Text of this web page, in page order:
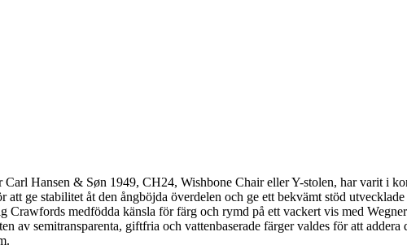
Hansen & Søn 1949, CH24, Wishbone Chair eller Y-stolen, har varit i
ge stabilitet åt den ångböjda överdelen och ge ett bekvämt stöd
medfödda känsla för färg och rymd på ett vackert vis med
av semitransparenta, giftfria och vattenbaserade färger valdes för att